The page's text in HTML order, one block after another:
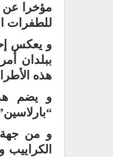
مؤخرا عن
للطفرات
و يعكس
ببلدان
هذه
و يضم
و من جهة